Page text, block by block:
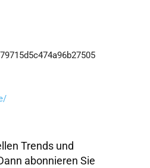
Trends und
abonnieren Sie